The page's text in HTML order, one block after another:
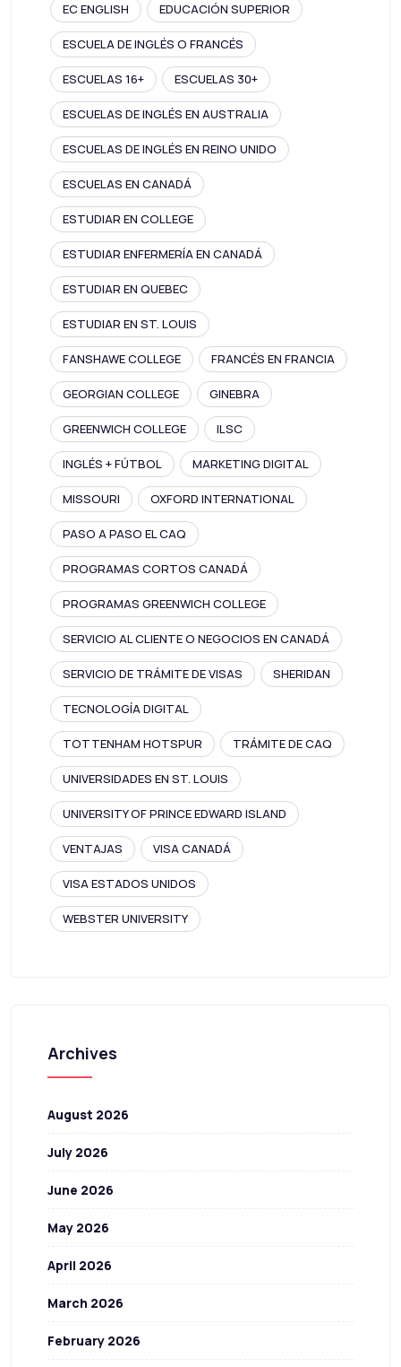
EC ENGLISH EDUCACIÓN SUPERIOR
ESCUELA DE INGLÉS O FRANCÉS
ESCUELAS 16+ ESCUELAS 30+
ESCUELAS DE INGLÉS EN AUSTRALIA
ESCUELAS DE INGLÉS EN REINO UNIDO
ESCUELAS EN CANADÁ
ESTUDIAR EN COLLEGE
ESTUDIAR ENFERMERÍA EN CANADÁ
ESTUDIAR EN QUEBEC
ESTUDIAR EN ST. LOUIS
FANSHAWE COLLEGE FRANCÉS EN FRANCIA
GEORGIAN COLLEGE GINEBRA
GREENWICH COLLEGE ILSC
INGLÉS + FÚTBOL MARKETING DIGITAL
MISSOURI OXFORD INTERNATIONAL
PASO A PASO EL CAQ
PROGRAMAS CORTOS CANADÁ
PROGRAMAS GREENWICH COLLEGE
SERVICIO AL CLIENTE O NEGOCIOS EN CANADÁ
SERVICIO DE TRÁMITE DE VISAS SHERIDAN
TECNOLOGÍA DIGITAL
TOTTENHAM HOTSPUR TRÁMITE DE CAQ
UNIVERSIDADES EN ST. LOUIS
UNIVERSITY OF PRINCE EDWARD ISLAND
VENTAJAS VISA CANADÁ
VISA ESTADOS UNIDOS
WEBSTER UNIVERSITY
Archives
August 2026
July 2026
June 2026
May 2026
April 2026
March 2026
February 2026